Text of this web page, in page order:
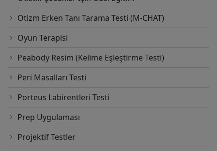
Otizm Erken Tanı Tarama Testi (M-CHAT)
Oyun Terapisi
Peabody Resim (Kelime Eşleştirme Testi)
Peri Masalları Testi
Porteus Labirentleri Testi
Prep Uygulaması
Projektif Testler